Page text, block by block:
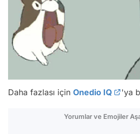
Daha fazlası için Onedio IQ 'ya
Yorumlar ve Emojiler